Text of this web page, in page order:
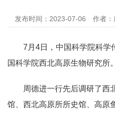
发布时间：2023-07-06 作者：
7月4日，中国科学院科学
国科学院西北高原生物研究所。
周德进一行先后调研了西
馆、西北高原所所史馆、高原